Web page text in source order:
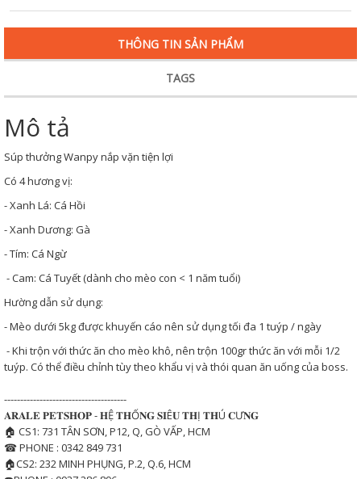
THÔNG TIN SẢN PHẨM
TAGS
Mô tả
Súp thưởng Wanpy nắp vặn tiện lợi
Có 4 hương vị:
- Xanh Lá: Cá Hồi
- Xanh Dương: Gà
- Tím: Cá Ngừ
- Cam: Cá Tuyết (dành cho mèo con < 1 năm tuổi)
Hường dẫn sử dụng:
- Mèo dưới 5kg được khuyến cáo nên sử dụng tối đa 1 tuýp / ngày
- Khi trộn với thức ăn cho mèo khô, nên trộn 100gr thức ăn với mỗi 1/2
tuýp. Có thể điều chỉnh tùy theo khẩu vị và thói quan ăn uống của boss.
--------------------------------------
𝐀𝐑𝐀𝐋𝐄 𝐏𝐄𝐓𝐒𝐇𝐎𝐏 - 𝐇Ệ 𝐓𝐇Ố𝐍𝐆 𝐒𝐈Ê𝐔 𝐓𝐇Ị 𝐓𝐇Ú 𝐂Ư𝐍𝐆
🏠 CS1: 731 TÂN SƠN, P12, Q, GÒ VẤP, HCM
☎ PHONE : 0342 849 731
🏠CS2: 232 MINH PHỤNG, P.2, Q.6, HCM